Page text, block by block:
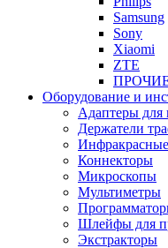
Samsung
Sony
Xiaomi
ZTE
Оборудование и
Адаптеры для
Держатели
Коннекторы
Микроскопы
Мультиметры
Шлейфы для
Экстракторы